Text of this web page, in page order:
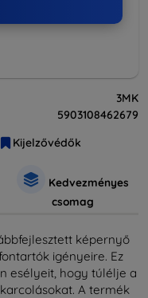
3MK
5903108462679
Kijelzővédők
Kedvezményes
csomag
képernyő
igényeire. Ez
esélyeit, hogy túlélje a
A termék